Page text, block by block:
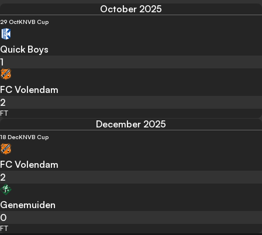
October 2025
29 OctKNVB Cup
Quick Boys
1
FC Volendam
2
FT
December 2025
18 DecKNVB Cup
FC Volendam
2
Genemuiden
0
FT